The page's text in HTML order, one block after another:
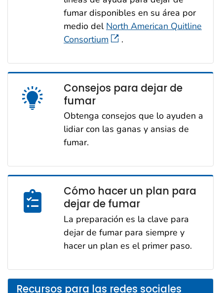
fumar disponibles en su área por
medio del North American Quitline
Consortium
.
Consejos para dejar de
fumar
Obtenga consejos que lo ayuden a
lidiar con las ganas y ansias de
fumar.
Cómo hacer un plan para
dejar de fumar
La preparación es la clave para
dejar de fumar para siempre y
hacer un plan es el primer paso.
Recursos para las redes sociales